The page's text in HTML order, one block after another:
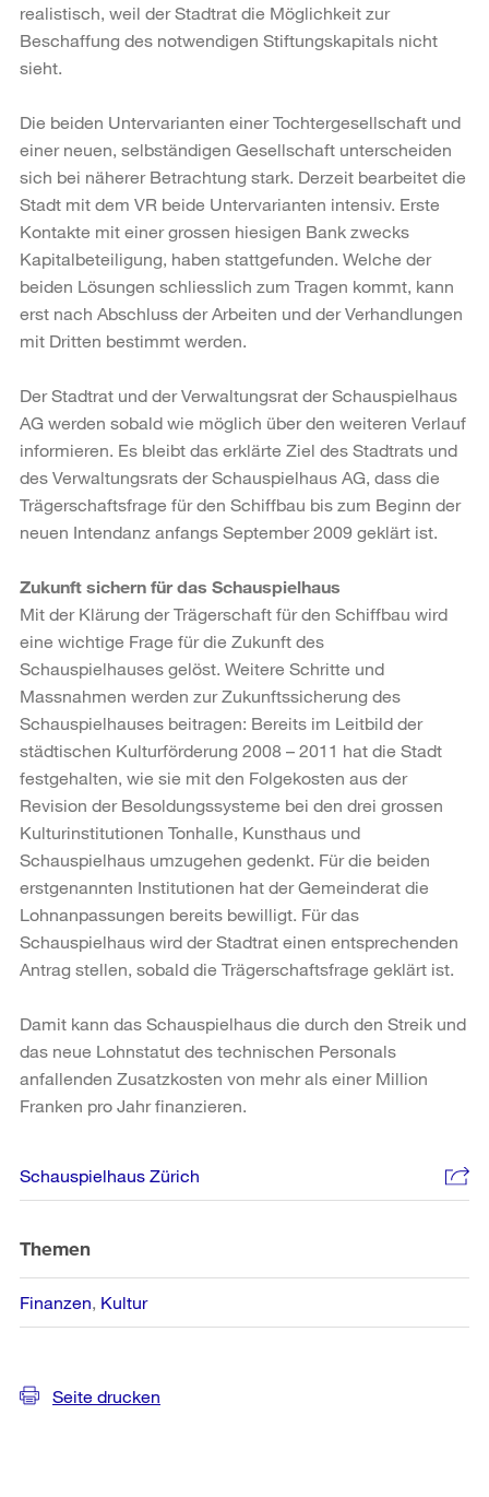
realistisch, weil der Stadtrat die Möglichkeit zur
Beschaffung des notwendigen Stiftungskapitals nicht
sieht.
Die beiden Untervarianten einer Tochtergesellschaft und
einer neuen, selbständigen Gesellschaft unterscheiden
sich bei näherer Betrachtung stark. Derzeit bearbeitet die
Stadt mit dem VR beide Untervarianten intensiv. Erste
Kontakte mit einer grossen hiesigen Bank zwecks
Kapitalbeteiligung, haben stattgefunden. Welche der
beiden Lösungen schliesslich zum Tragen kommt, kann
erst nach Abschluss der Arbeiten und der Verhandlungen
mit Dritten bestimmt werden.
Der Stadtrat und der Verwaltungsrat der Schauspielhaus
AG werden sobald wie möglich über den weiteren Verlauf
informieren. Es bleibt das erklärte Ziel des Stadtrats und
des Verwaltungsrats der Schauspielhaus AG, dass die
Trägerschaftsfrage für den Schiffbau bis zum Beginn der
neuen Intendanz anfangs September 2009 geklärt ist.
Zukunft sichern für das Schauspielhaus
Mit der Klärung der Trägerschaft für den Schiffbau wird
eine wichtige Frage für die Zukunft des
Schauspielhauses gelöst. Weitere Schritte und
Massnahmen werden zur Zukunftssicherung des
Schauspielhauses beitragen: Bereits im Leitbild der
städtischen Kulturförderung 2008 – 2011 hat die Stadt
festgehalten, wie sie mit den Folgekosten aus der
Revision der Besoldungssysteme bei den drei grossen
Kulturinstitutionen Tonhalle, Kunsthaus und
Schauspielhaus umzugehen gedenkt. Für die beiden
erstgenannten Institutionen hat der Gemeinderat die
Lohnanpassungen bereits bewilligt. Für das
Schauspielhaus wird der Stadtrat einen entsprechenden
Antrag stellen, sobald die Trägerschaftsfrage geklärt ist.
Damit kann das Schauspielhaus die durch den Streik und
das neue Lohnstatut des technischen Personals
anfallenden Zusatzkosten von mehr als einer Million
Franken pro Jahr finanzieren.
Weitere
Informationen
Schauspielhaus Zürich
Themen
Finanzen Kultur
Seite drucken